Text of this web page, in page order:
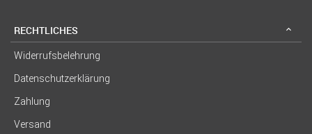
RECHTLICHES
Widerrufsbelehrung
Datenschutzerklärung
Zahlung
Versand